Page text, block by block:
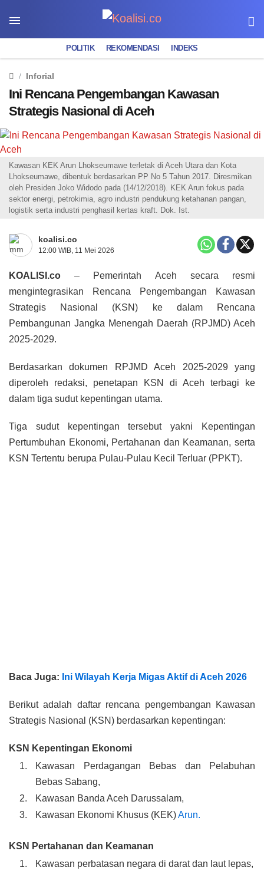
POLITIK REKOMENDASI INDEKS
Inforial
Ini Rencana Pengembangan Kawasan
Strategis Nasional di Aceh
Kawasan KEK Arun Lhokseumawe terletak di Aceh Utara dan Kota
Lhokseumawe, dibentuk berdasarkan PP No 5 Tahun 2017. Diresmikan
oleh Presiden Joko Widodo pada (14/12/2018). KEK Arun fokus pada
sektor energi, petrokimia, agro industri pendukung ketahanan pangan,
logistik serta industri penghasil kertas kraft. Dok. Ist.
koalisi.co
12:00 WIB, 11 Mei 2026
KOALISI.co – Pemerintah Aceh secara resmi
mengintegrasikan Rencana Pengembangan Kawasan
Strategis Nasional (KSN) ke dalam Rencana
Pembangunan Jangka Menengah Daerah (RPJMD) Aceh
2025-2029.
Berdasarkan dokumen RPJMD Aceh 2025-2029 yang
diperoleh redaksi, penetapan KSN di Aceh terbagi ke
dalam tiga sudut kepentingan utama.
Tiga sudut kepentingan tersebut yakni Kepentingan
Pertumbuhan Ekonomi, Pertahanan dan Keamanan, serta
KSN Tertentu berupa Pulau-Pulau Kecil Terluar (PPKT).
Baca Juga: Ini Wilayah Kerja Migas Aktif di Aceh 2026
Berikut adalah daftar rencana pengembangan Kawasan
Strategis Nasional (KSN) berdasarkan kepentingan:
KSN Kepentingan Ekonomi
Kawasan Perdagangan Bebas dan Pelabuhan
Bebas Sabang,
Kawasan Banda Aceh Darussalam,
Kawasan Ekonomi Khusus (KEK)Arun.
KSN Pertahanan dan Keamanan
Kawasan perbatasan negara di darat dan laut lepas,